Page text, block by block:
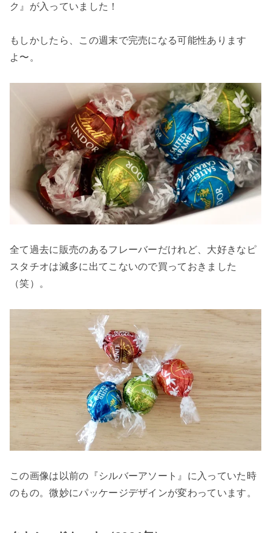
ク』が入っていました！
もしかしたら、この週末で完売になる可能性あります
よ〜。
全て過去に販売のあるフレーバーだけれど、大好きなピ
スタチオは滅多に出てこないので買っておきました
（笑）。
この画像は以前の『シルバーアソート』に入っていた時
のもの。微妙にパッケージデザインが変わっています。